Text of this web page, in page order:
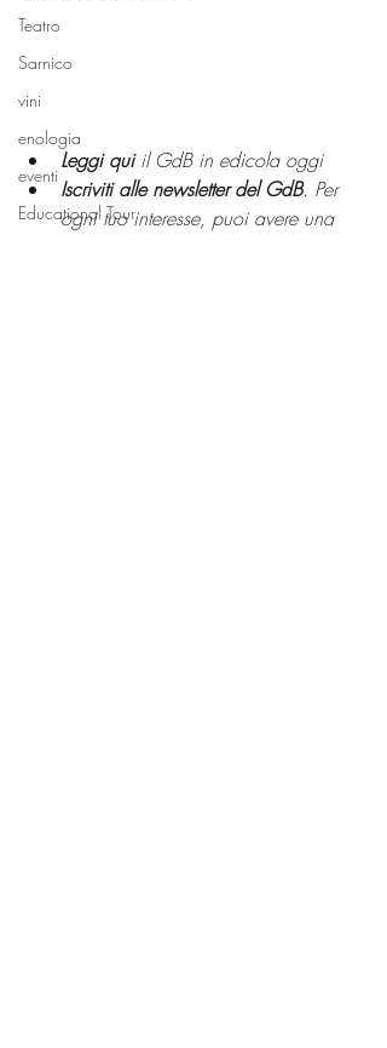
Teatro
Sarnico
vini
enologia
eventi
Educational Tour
Leggi qui il GdB in edicola oggi
Iscriviti alle newsletter del GdB. Per
ogni tuo interesse, puoi avere una